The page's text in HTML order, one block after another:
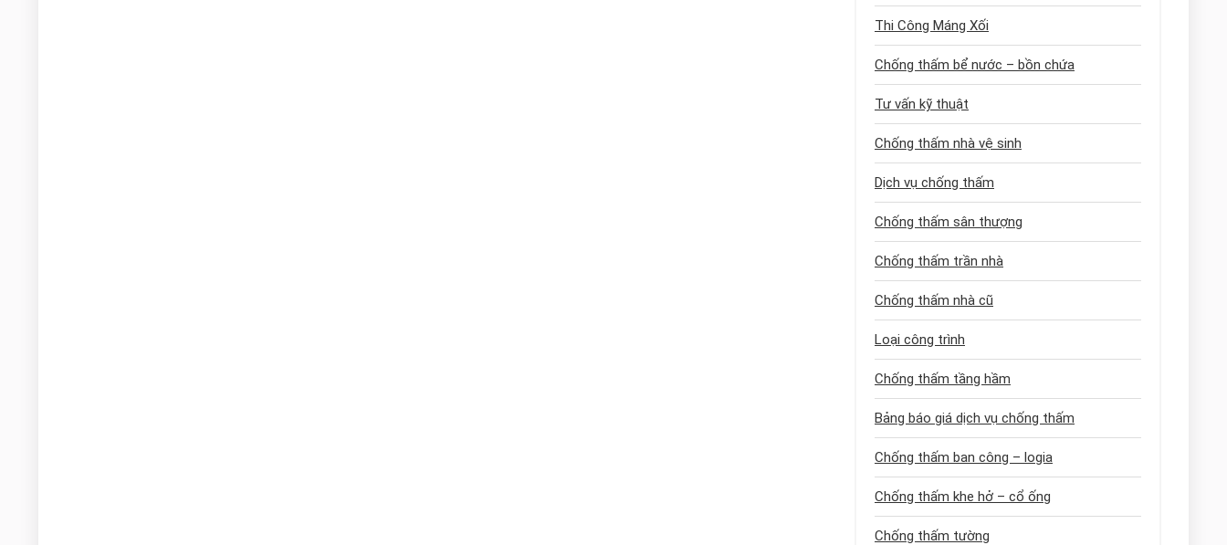
Thi Công Máng Xối
Chống thấm bể nước – bồn chứa
Tư vấn kỹ thuật
Chống thấm nhà vệ sinh
Dịch vụ chống thấm
Chống thấm sân thượng
Chống thấm trần nhà
Chống thấm nhà cũ
Loại công trình
Chống thấm tầng hầm
Bảng báo giá dịch vụ chống thấm
Chống thấm ban công – logia
Chống thấm khe hở – cổ ống
Chống thấm tường